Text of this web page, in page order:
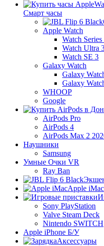
Смарт часы
Apple Watch
Watch Series
Watch Ultra
Watch SE 3
Galaxy Watch
Galaxy
Galaxy
WHOOP
Google
AirPods Pro
AirPods 4
AirPods Max 2
Наушники
Samsung
Умные Очки VR
Ray Ban
Apple iMac
Sony PlayStation
Valve Steam Deck
Nintendo SWITCH
Apple iPhone Б/У
Аксессуары